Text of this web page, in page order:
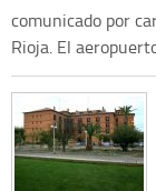
comunicado por
Rioja. El